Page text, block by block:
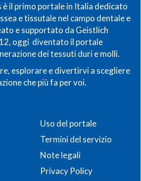
è il primo portale in Italia dedicato
e tissutale nel campo dentale e
e supportato da Geistlich
oggi diventato il portale
dei tessuti duri e molli.
esplorare e divertirvi a scegliere
che più fa per voi.
Uso del portale
Termini del servizio
Note legali
Privacy Policy